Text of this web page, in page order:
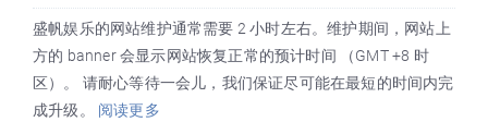
盛帆娱乐的网站维护通常需要 2 小时左右。维护期间，网站上
方的 banner 会显示网站恢复正常的预计时间 （GMT +8 时
区）。 请耐心等待一会儿，我们保证尽可能在最短的时间内完
成升级。 阅读更多